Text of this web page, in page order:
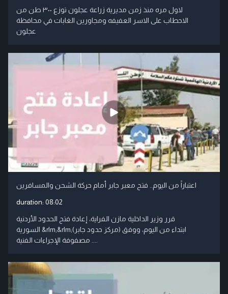
لاول مره منذ زمن مديرية زراعة عجلون توزع ٣٠٠ طن من
الاحطاب على الاسر العفيفه ومجاورين الغابات في محافظة
عجلون
اعتباراً من اليوم.. فتح معبر جابر أمام حركة الشحن والمسافرين
duration: 08:02
قرر وزير الداخلية مازن الفراية، إعادة فتح الحدود الأردنية
السورية &rlm;&rlm;(مركز حدود جابر) ابتداء من اليوم، ووفق